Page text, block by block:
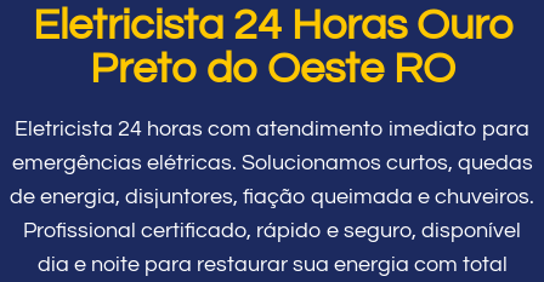
Eletricista 24 Horas Ouro
Preto do Oeste RO
Eletricista 24 horas com atendimento imediato para
emergências elétricas. Solucionamos curtos, quedas
de energia, disjuntores, fiação queimada e chuveiros.
Profissional certificado, rápido e seguro, disponível
dia e noite para restaurar sua energia com total